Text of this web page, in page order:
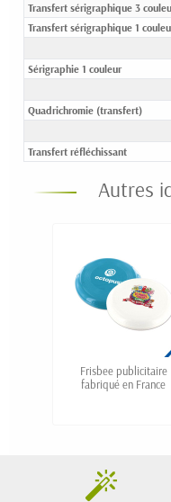
Transfert sérigraphique 3
Transfert sérigraphique 1
Sérigraphie 1 couleur
Quadrichromie (transfert)
Transfert réfléchissant
Autres
Frisbee publicitaire
fabriqué en France